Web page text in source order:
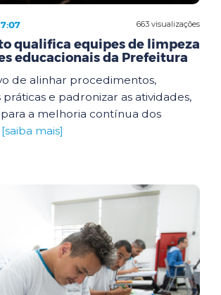
663 visualizações
qualifica equipes de limpeza
educacionais da Prefeitura
de alinhar procedimentos,
e padronizar as atividades,
a melhoria contínua dos
[saiba mais]